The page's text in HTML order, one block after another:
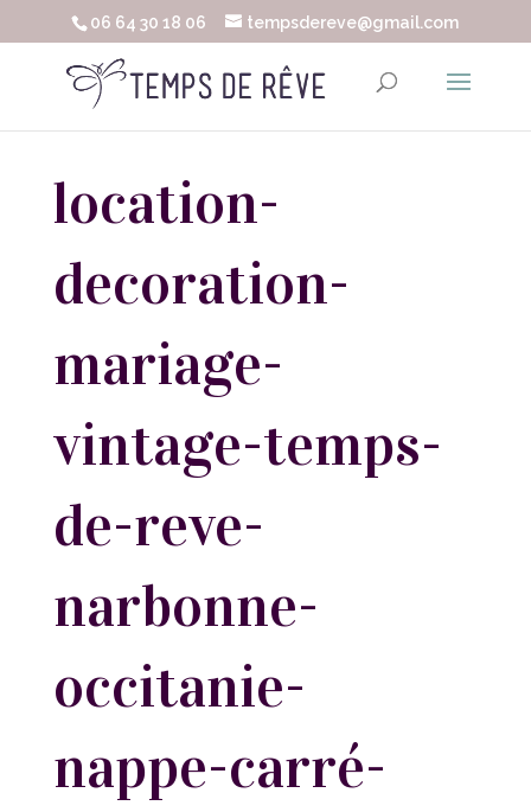
06 64 30 18 06 tempsdereve@gmail.com
location-
decoration-
mariage-
vintage-temps-
de-reve-
narbonne-
occitanie-
nappe-carré-